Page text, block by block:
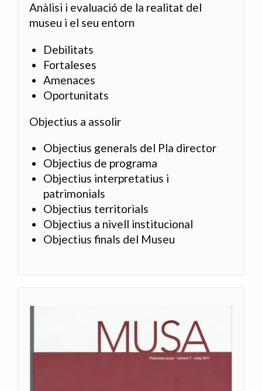
Anàlisi i evaluació de la realitat del
museu i el seu entorn
Debilitats
Fortaleses
Amenaces
Oportunitats
Objectius a assolir
Objectius generals del Pla director
Objectius de programa
Objectius interpretatius i
patrimonials
Objectius territorials
Objectius a nivell institucional
Objectius finals del Museu